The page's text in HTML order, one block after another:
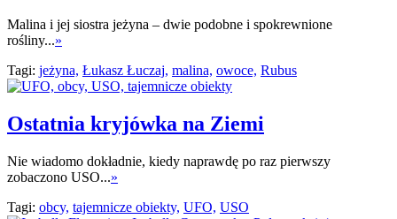
Malina i jej siostra jeżyna – dwie podobne i spokrewnione
rośliny...»
Tagi: jeżyna, Łukasz Łuczaj, malina, owoce, Rubus
Ostatnia kryjówka na Ziemi
Nie wiadomo dokładnie, kiedy naprawdę po raz pierwszy
zobaczono USO...»
Tagi: obcy, tajemnicze obiekty, UFO, USO